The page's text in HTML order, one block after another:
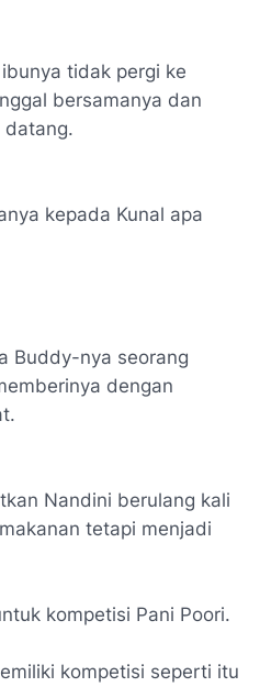
tidak pergi ke
bersamanya dan
datang.
kepada Kunal apa
Buddy-nya seorang
dengan
Nandini berulang kali
tetapi menjadi
kompetisi Pani Poori.
kompetisi seperti itu